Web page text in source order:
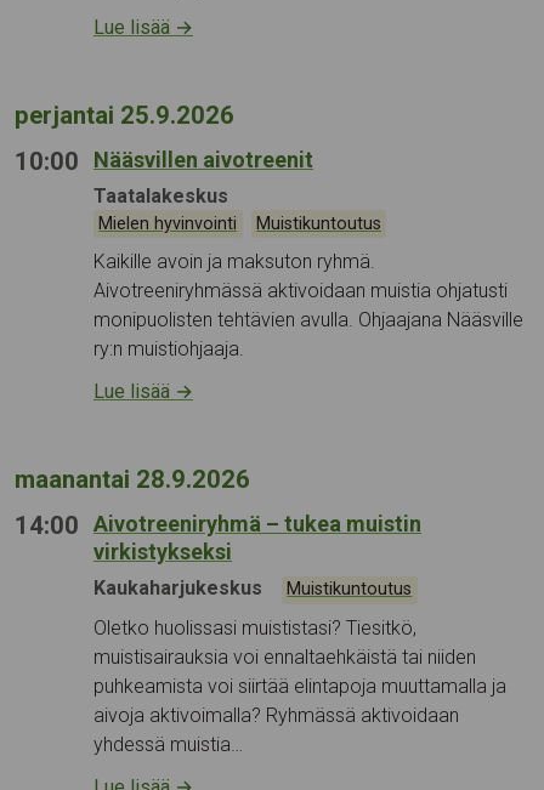
Lue lisää →
perjantai 25.9.2026
10:00
Nääsvillen aivotreenit
Tapahtumapaikka:
Taatalakeskus
Kategoriat:
Mielen hyvinvointi Muistikuntoutus
Kaikille avoin ja maksuton ryhmä.
Aivotreeniryhmässä aktivoidaan muistia ohjatusti
monipuolisten tehtävien avulla. Ohjaajana Nääsville
ry:n muistiohjaaja.
Lue lisää →
maanantai 28.9.2026
14:00
Aivotreeniryhmä – tukea muistin
virkistykseksi
Tapahtumapaikka:
Kaukaharjukeskus Kategoriat:
Muistikuntoutus
Oletko huolissasi muististasi? Tiesitkö,
muistisairauksia voi ennaltaehkäistä tai niiden
puhkeamista voi siirtää elintapoja muuttamalla ja
aivoja aktivoimalla? Ryhmässä aktivoidaan
yhdessä muistia…